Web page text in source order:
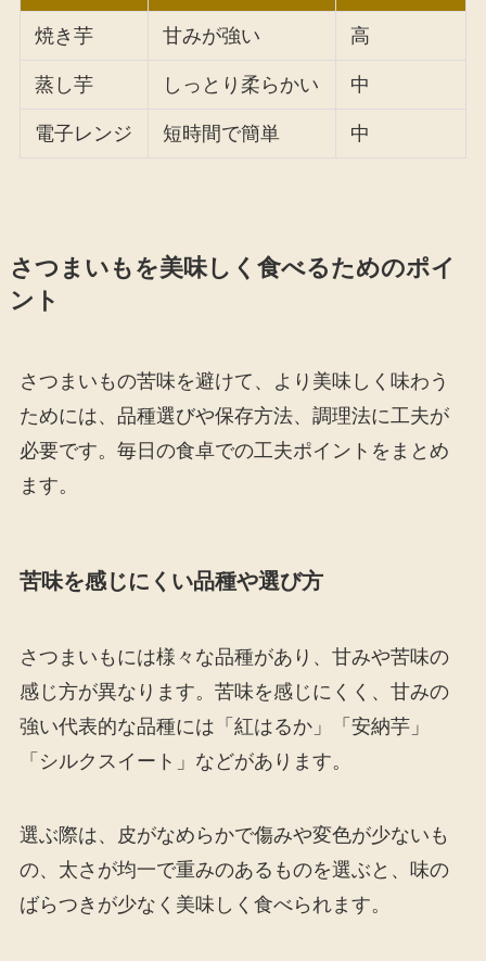
焼き芋 甘みが強い 高
蒸し芋 しっとり柔らかい 中
電子レンジ 短時間で簡単 中
さつまいもを美味しく食べるためのポイ
ント
さつまいもの苦味を避けて、より美味しく味わう
ためには、品種選びや保存方法、調理法に工夫が
必要です。毎日の食卓での工夫ポイントをまとめ
ます。
苦味を感じにくい品種や選び方
さつまいもには様々な品種があり、甘みや苦味の
感じ方が異なります。苦味を感じにくく、甘みの
強い代表的な品種には「紅はるか」「安納芋」
「シルクスイート」などがあります。
選ぶ際は、皮がなめらかで傷みや変色が少ないも
の、太さが均一で重みのあるものを選ぶと、味の
ばらつきが少なく美味しく食べられます。